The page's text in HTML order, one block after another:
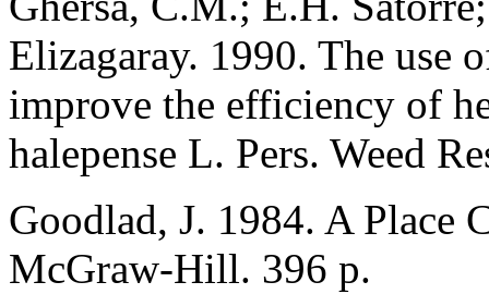
Elizagaray. 1990. The use
improve the efficiency of
halepense L. Pers. Weed
Goodlad, J. 1984. A Place
McGraw-Hill. 396 p.